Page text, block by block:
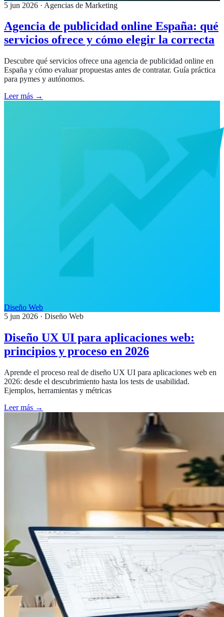
5 jun 2026 · Agencias de Marketing
Agencia de publicidad online España: qué
servicios ofrece y cómo elegir la correcta
Descubre qué servicios ofrece una agencia de publicidad online en
España y cómo evaluar propuestas antes de contratar. Guía práctica
para pymes y autónomos.
Leer más →
Diseño Web
5 jun 2026 · Diseño Web
Diseño UX UI para aplicaciones web:
principios y proceso en 2026
Aprende el proceso real de diseño UX UI para aplicaciones web en
2026: desde el descubrimiento hasta los tests de usabilidad.
Ejemplos, herramientas y métricas
Leer más →